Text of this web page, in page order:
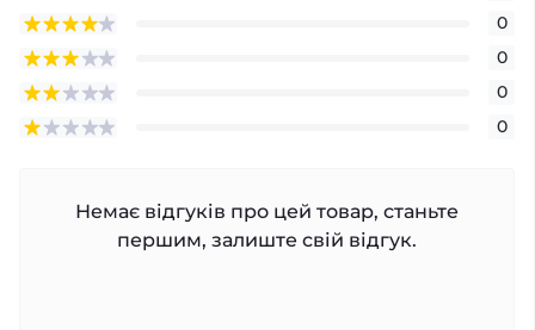
0
0
0
0
Немає відгуків про цей товар, станьте
першим, залиште свій відгук.